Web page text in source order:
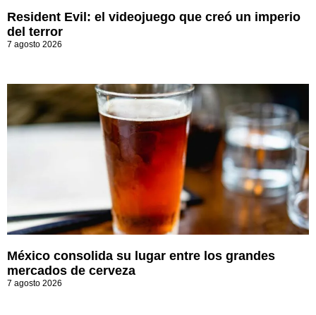
Resident Evil: el videojuego que creó un imperio
del terror
7 agosto 2026
México consolida su lugar entre los grandes
mercados de cerveza
7 agosto 2026